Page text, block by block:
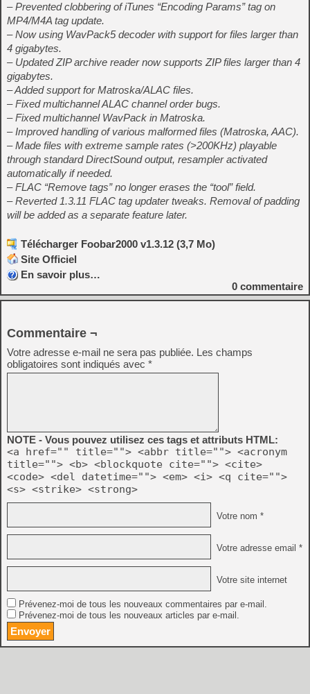
– Prevented clobbering of iTunes “Encoding Params” tag on
MP4/M4A tag update.
– Now using WavPack5 decoder with support for files larger than
4 gigabytes.
– Updated ZIP archive reader now supports ZIP files larger than 4
gigabytes.
– Added support for Matroska/ALAC files.
– Fixed multichannel ALAC channel order bugs.
– Fixed multichannel WavPack in Matroska.
– Improved handling of various malformed files (Matroska, AAC).
– Made files with extreme sample rates (>200KHz) playable
through standard DirectSound output, resampler activated
automatically if needed.
– FLAC “Remove tags” no longer erases the “tool” field.
– Reverted 1.3.11 FLAC tag updater tweaks. Removal of padding
will be added as a separate feature later.
Télécharger Foobar2000 v1.3.12 (3,7 Mo)
Site Officiel
En savoir plus…
0 commentaire
Commentaire ¬
Votre adresse e-mail ne sera pas publiée. Les champs
obligatoires sont indiqués avec *
NOTE - Vous pouvez utilisez ces tags et attributs HTML:
<a href="" title=""> <abbr title=""> <acronym
title=""> <b> <blockquote cite=""> <cite>
<code> <del datetime=""> <em> <i> <q cite="">
<s> <strike> <strong>
Votre nom *
Votre adresse email *
Votre site internet
Prévenez-moi de tous les nouveaux commentaires par e-mail.
Prévenez-moi de tous les nouveaux articles par e-mail.